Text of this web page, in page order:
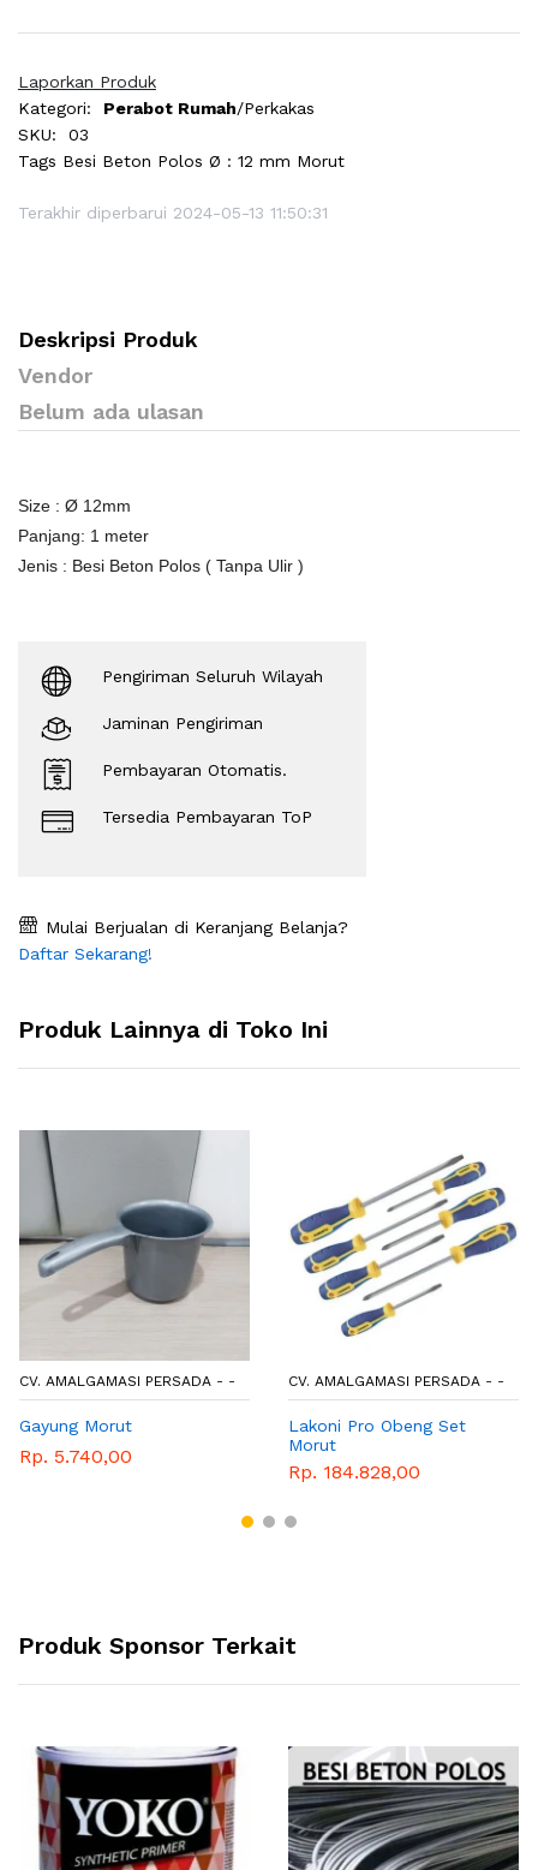
Laporkan Produk
Kategori:
Perabot Rumah/Perkakas
SKU:
03
Tags Besi Beton Polos Ø : 12 mm Morut
Terakhir diperbarui 2024-05-13 11:50:31
Deskripsi Produk
Vendor
Belum ada ulasan
Size : Ø 12mm
Panjang: 1 meter
Jenis : Besi Beton Polos ( Tanpa Ulir )
Pengiriman Seluruh Wilayah
Jaminan Pengiriman
Pembayaran Otomatis.
Tersedia Pembayaran ToP
Mulai Berjualan di Keranjang Belanja?
Daftar Sekarang!
Produk Lainnya di Toko Ini
CV. AMALGAMASI PERSADA - -
Gayung Morut
Rp. 5.740,00
CV. AMALGAMASI PERSADA - -
Lakoni Pro Obeng Set
Morut
Rp. 184.828,00
Produk Sponsor Terkait